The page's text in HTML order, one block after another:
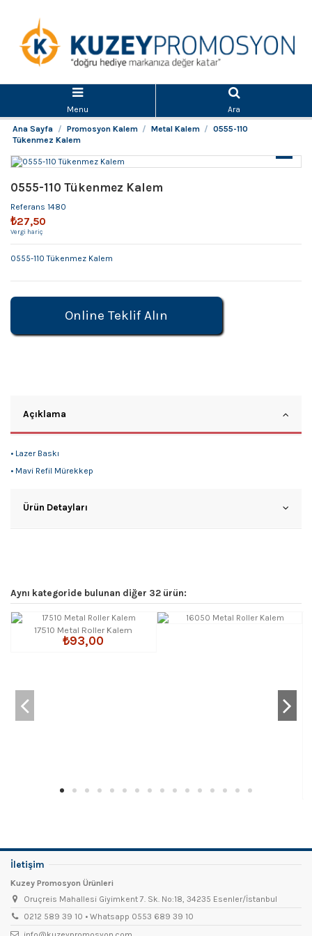
Menu
Ara
Ana Sayfa
Promosyon Kalem Metal Kalem
0555-110
Tükenmez Kalem
0555-110 Tükenmez Kalem
Referans 1480
₺27,50
Vergi hariç
0555-110 Tükenmez Kalem
Online Teklif Alın
Açıklama
• Lazer Baskı
• Mavi Refil Mürekkep
Ürün Detayları
Aynı kategoride bulunan diğer 32 ürün:
17510 Metal Roller Kalem
₺93,00
İletişim
Kuzey Promosyon Ürünleri
Oruçreis Mahallesi Giyimkent 7. Sk. No:18, 34235 Esenler/İstanbul
0212 589 39 10 • Whatsapp 0553 689 39 10